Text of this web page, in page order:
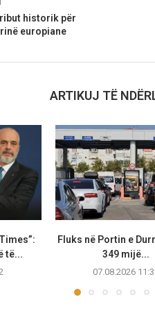
historik për
europiane
ARTIKUJ TË
të...
Fluks në Portin e
349 mijë...
07.08.2026